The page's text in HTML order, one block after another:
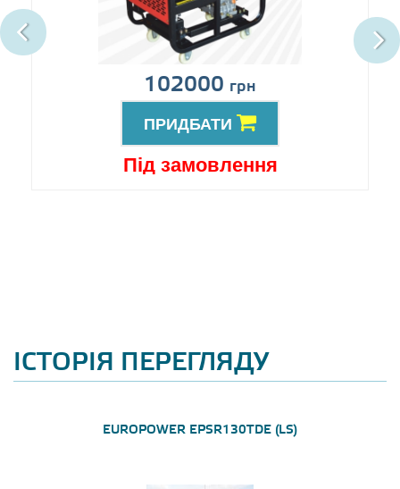
102000 грн
ПРИДБАТИ
Під замовлення
ІСТОРІЯ ПЕРЕГЛЯДУ
EUROPOWER EPSR130TDE (LS)